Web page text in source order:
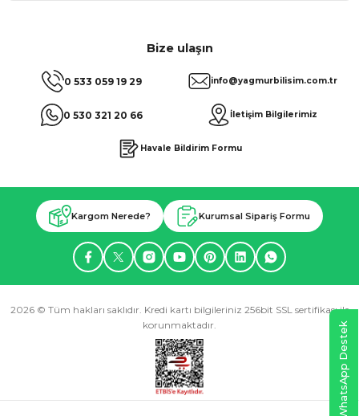
Bize ulaşın
0 533 059 19 29
0 530 321 20 66
info@yagmurbilisim.com.tr
İletişim Bilgilerimiz
Havale Bildirim Formu
Kargom Nerede? Kurumsal Sipariş Formu
2026 © Tüm hakları saklıdır. Kredi kartı bilgileriniz 256bit SSL sertifikası ile
korunmaktadır.
WhatsApp Destek